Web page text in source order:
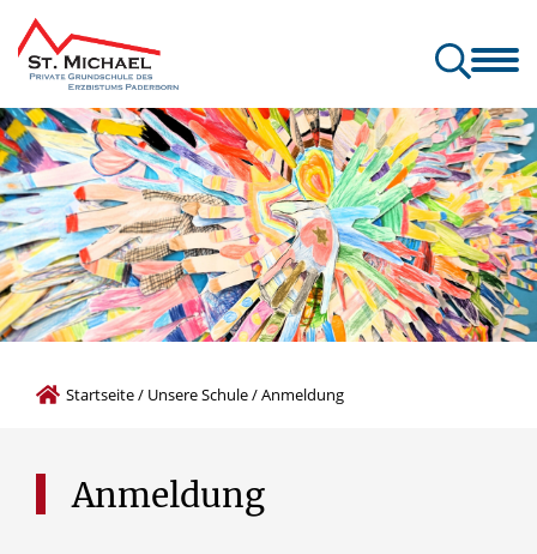
Unsere Schule Unsere
Startseite/ Unsere Schule/Anmeldung
Anmeldung